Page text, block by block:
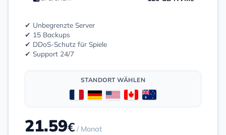
✔ Unbegrenzte Server
✔ 15 Backups
✔ DDoS-Schutz für Spiele
✔ Support 24/7
STANDORT WÄHLEN
21.59€ / Monat